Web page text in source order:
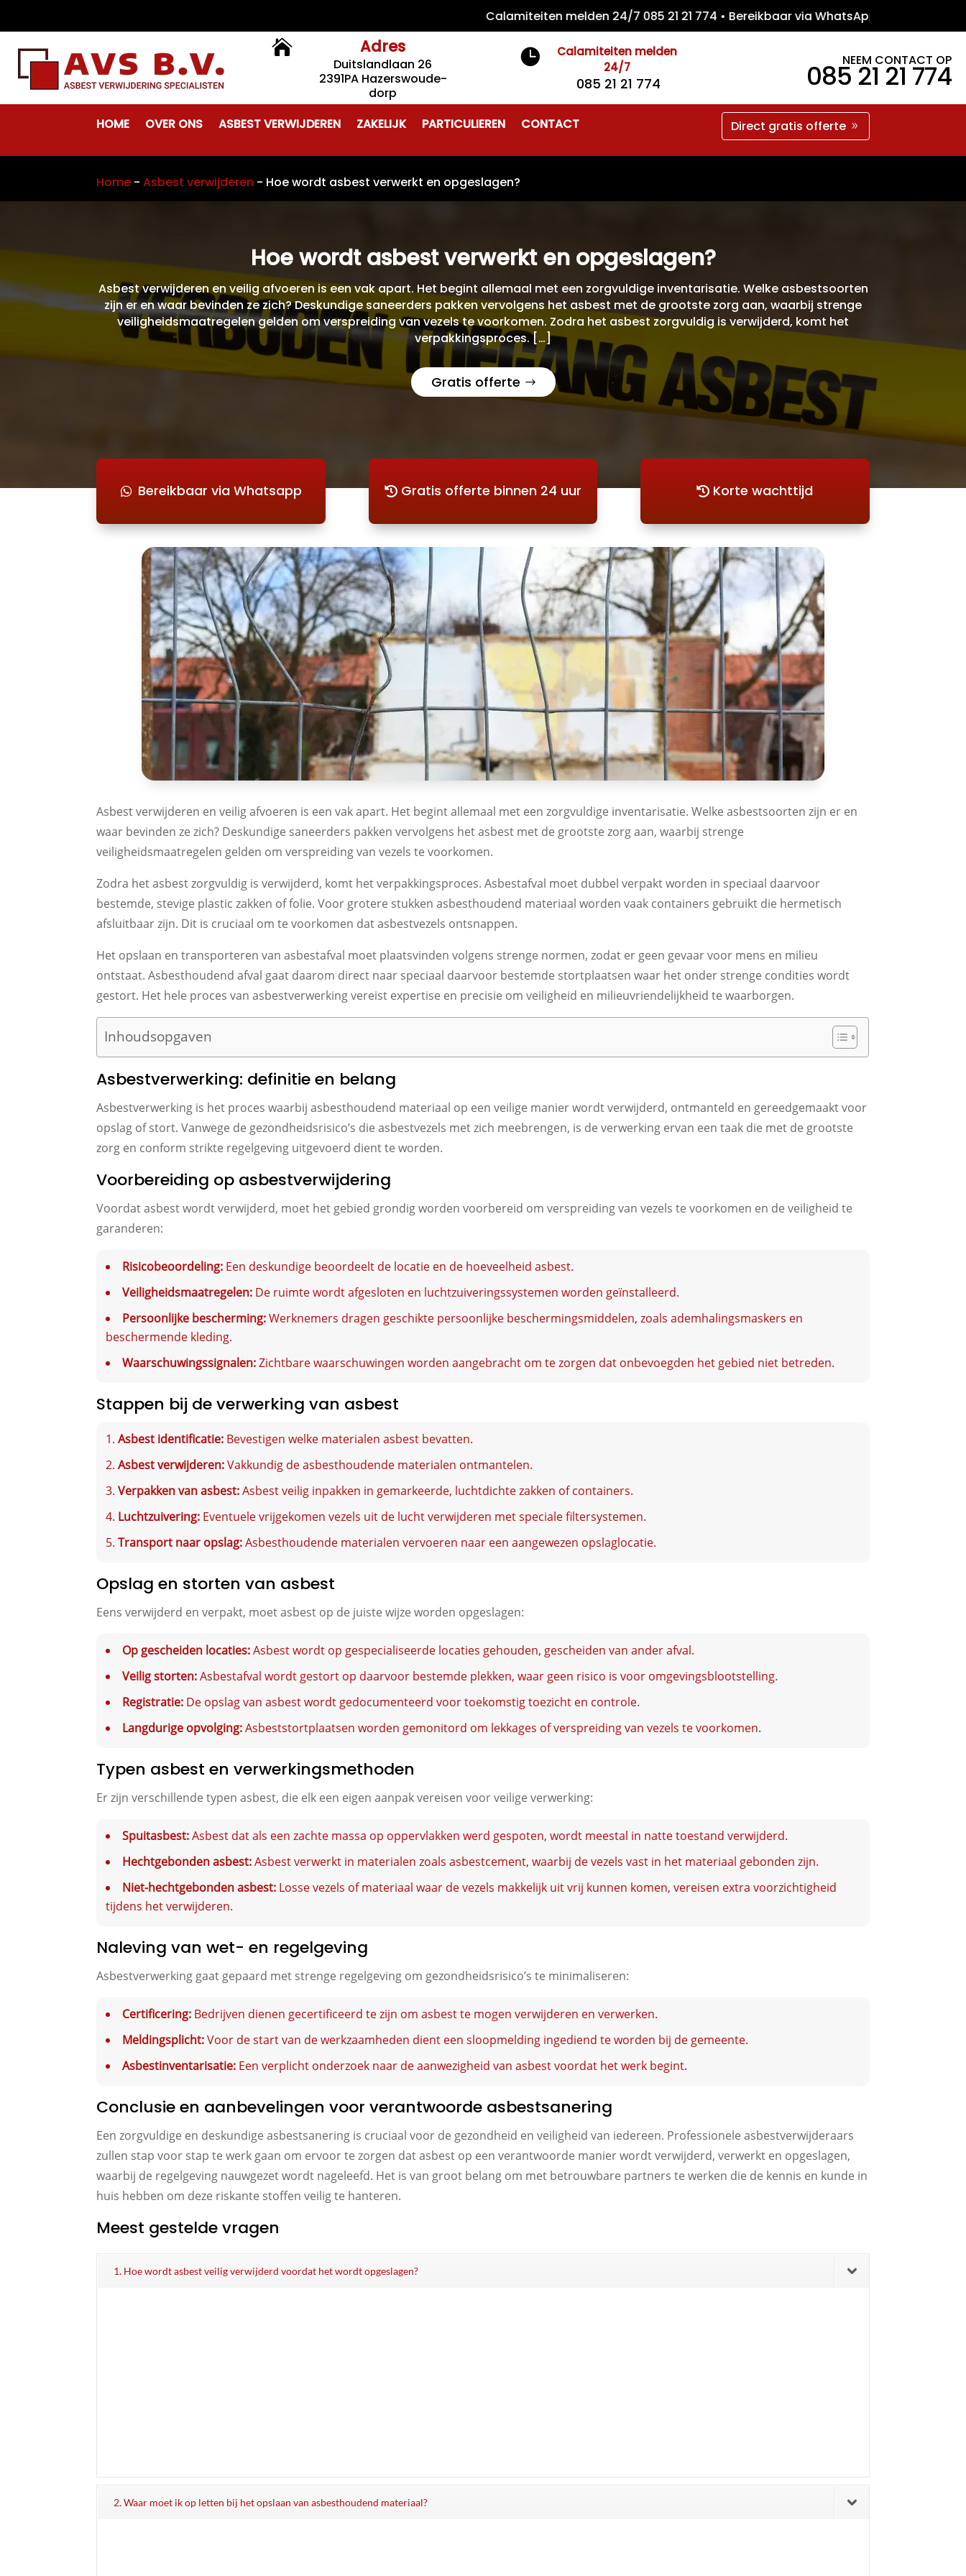
Calamiteiten melden 24/7 085 21 21 774 • Bereikbaar via WhatsApp •
 Adres
Duitslandlaan 26
2391PA Hazerswoude-
dorp

Calamiteiten melden
24/7
085 21 21 774
NEEM CONTACT OP
085 21 21 774
HOME OVER ONS ASBEST VERWIJDEREN ZAKELIJK PARTICULIEREN CONTACT Direct gratis offerte
Home -Asbest verwijderen - Hoe wordt asbest verwerkt en opgeslagen?
Hoe wordt asbest verwerkt en opgeslagen?
Asbest verwijderen en veilig afvoeren is een vak apart. Het begint allemaal met een zorgvuldige inventarisatie. Welke asbestsoorten
zijn er en waar bevinden ze zich? Deskundige saneerders pakken vervolgens het asbest met de grootste zorg aan, waarbij strenge
veiligheidsmaatregelen gelden om verspreiding van vezels te voorkomen. Zodra het asbest zorgvuldig is verwijderd, komt het
verpakkingsproces. […]
Gratis offerte
Bereikbaar via Whatsapp Gratis offerte binnen 24 uur Korte wachttijd
Asbest verwijderen en veilig afvoeren is een vak apart. Het begint allemaal met een zorgvuldige inventarisatie. Welke asbestsoorten zijn er en
waar bevinden ze zich? Deskundige saneerders pakken vervolgens het asbest met de grootste zorg aan, waarbij strenge
veiligheidsmaatregelen gelden om verspreiding van vezels te voorkomen.
Zodra het asbest zorgvuldig is verwijderd, komt het verpakkingsproces. Asbestafval moet dubbel verpakt worden in speciaal daarvoor
bestemde, stevige plastic zakken of folie. Voor grotere stukken asbesthoudend materiaal worden vaak containers gebruikt die hermetisch
afsluitbaar zijn. Dit is cruciaal om te voorkomen dat asbestvezels ontsnappen.
Het opslaan en transporteren van asbestafval moet plaatsvinden volgens strenge normen, zodat er geen gevaar voor mens en milieu
ontstaat. Asbesthoudend afval gaat daarom direct naar speciaal daarvoor bestemde stortplaatsen waar het onder strenge condities wordt
gestort. Het hele proces van asbestverwerking vereist expertise en precisie om veiligheid en milieuvriendelijkheid te waarborgen.
Inhoudsopgaven
Asbestverwerking: definitie en belang
Asbestverwerking is het proces waarbij asbesthoudend materiaal op een veilige manier wordt verwijderd, ontmanteld en gereedgemaakt voor
opslag of stort. Vanwege de gezondheidsrisico’s die asbestvezels met zich meebrengen, is de verwerking ervan een taak die met de grootste
zorg en conform strikte regelgeving uitgevoerd dient te worden.
Voorbereiding op asbestverwijdering
Voordat asbest wordt verwijderd, moet het gebied grondig worden voorbereid om verspreiding van vezels te voorkomen en de veiligheid te
garanderen:
Risicobeoordeling: Een deskundige beoordeelt de locatie en de hoeveelheid asbest.
Veiligheidsmaatregelen: De ruimte wordt afgesloten en luchtzuiveringssystemen worden geïnstalleerd.
Persoonlijke bescherming:Werknemers dragen geschikte persoonlijke beschermingsmiddelen, zoals ademhalingsmaskers en
beschermende kleding.
Waarschuwingssignalen:Zichtbare waarschuwingen worden aangebracht om te zorgen dat onbevoegden het gebied niet betreden.
Stappen bij de verwerking van asbest
Asbest identificatie: Bevestigen welke materialen asbest bevatten.
Asbest verwijderen:Vakkundig de asbesthoudende materialen ontmantelen.
Verpakken van asbest:Asbest veilig inpakken in gemarkeerde, luchtdichte zakken of containers.
Luchtzuivering: Eventuele vrijgekomen vezels uit de lucht verwijderen met speciale filtersystemen.
Transport naar opslag:Asbesthoudende materialen vervoeren naar een aangewezen opslaglocatie.
Opslag en storten van asbest
Eens verwijderd en verpakt, moet asbest op de juiste wijze worden opgeslagen:
Op gescheiden locaties:Asbest wordt op gespecialiseerde locaties gehouden, gescheiden van ander afval.
Veilig storten:Asbestafval wordt gestort op daarvoor bestemde plekken, waar geen risico is voor omgevingsblootstelling.
Registratie: De opslag van asbest wordt gedocumenteerd voor toekomstig toezicht en controle.
Langdurige opvolging:Asbeststortplaatsen worden gemonitord om lekkages of verspreiding van vezels te voorkomen.
Typen asbest en verwerkingsmethoden
Er zijn verschillende typen asbest, die elk een eigen aanpak vereisen voor veilige verwerking:
Spuitasbest:Asbest dat als een zachte massa op oppervlakken werd gespoten, wordt meestal in natte toestand verwijderd.
Hechtgebonden asbest:Asbest verwerkt in materialen zoals asbestcement, waarbij de vezels vast in het materiaal gebonden zijn.
Niet-hechtgebonden asbest: Losse vezels of materiaal waar de vezels makkelijk uit vrij kunnen komen, vereisen extra voorzichtigheid
tijdens het verwijderen.
Naleving van wet- en regelgeving
Asbestverwerking gaat gepaard met strenge regelgeving om gezondheidsrisico’s te minimaliseren:
Certificering: Bedrijven dienen gecertificeerd te zijn om asbest te mogen verwijderen en verwerken.
Meldingsplicht:Voor de start van de werkzaamheden dient een sloopmelding ingediend te worden bij de gemeente.
Asbestinventarisatie: Een verplicht onderzoek naar de aanwezigheid van asbest voordat het werk begint.
Conclusie en aanbevelingen voor verantwoorde asbestsanering
Een zorgvuldige en deskundige asbestsanering is cruciaal voor de gezondheid en veiligheid van iedereen. Professionele asbestverwijderaars
zullen stap voor stap te werk gaan om ervoor te zorgen dat asbest op een verantwoorde manier wordt verwijderd, verwerkt en opgeslagen,
waarbij de regelgeving nauwgezet wordt nageleefd. Het is van groot belang om met betrouwbare partners te werken die de kennis en kunde in
huis hebben om deze riskante stoffen veilig te hanteren.
Meest gestelde vragen
1. Hoe wordt asbest veilig verwijderd voordat het wordt opgeslagen?
2. Waar moet ik op letten bij het opslaan van asbesthoudend materiaal?